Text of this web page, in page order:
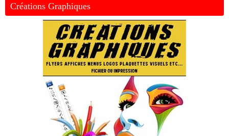
Créations Graphiques